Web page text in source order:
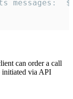
can order a call
initiated via API